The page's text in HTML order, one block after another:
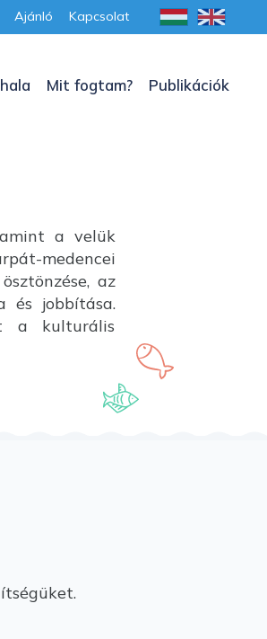
Ajánló Kapcsolat
Mit fogtam? Publikációk
a velük
medencei
az
és jobbítása.
a kulturális